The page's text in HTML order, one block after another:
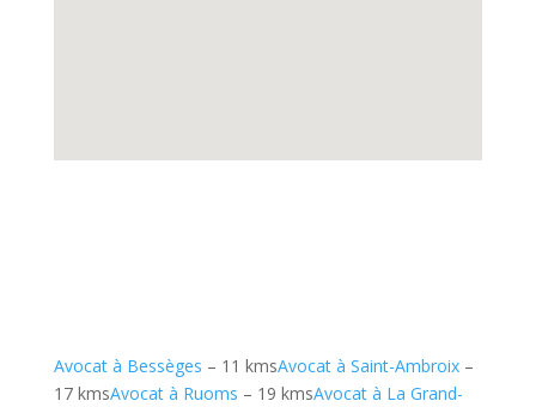
Avocat à Bessèges – 11 kmsAvocat à Saint-Ambroix–
17 kmsAvocat à Ruoms – 19 kmsAvocat à La Grand-